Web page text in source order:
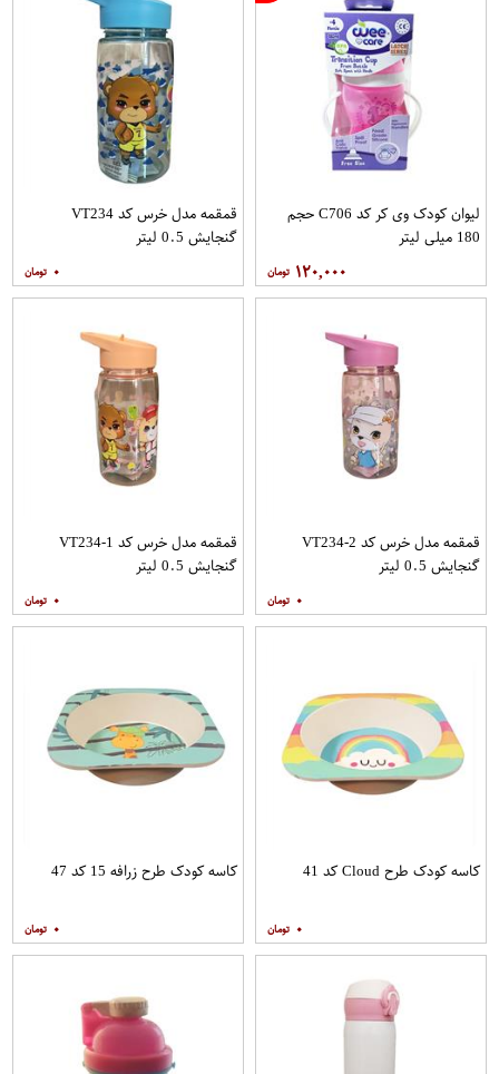
لیوان کودک وی کر کد C706 حجم
180 میلی لیتر
۱۲۰,۰۰۰
قمقمه مدل خرس کد VT234
گنجایش 0.5 لیتر
۰
قمقمه مدل خرس کد VT234-2
گنجایش 0.5 لیتر
۰
قمقمه مدل خرس کد VT234-1
گنجایش 0.5 لیتر
۰
کاسه کودک طرح Cloud کد 41
۰
کاسه کودک طرح زرافه 15 کد 47
۰